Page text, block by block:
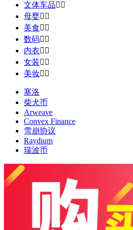
文体车品 
母婴 
美食 
数码 
内衣 
女装 
美妆 
塞洛
柴犬币
Arweave
Convex Finance
雪崩协议
Raydium
瑞波币